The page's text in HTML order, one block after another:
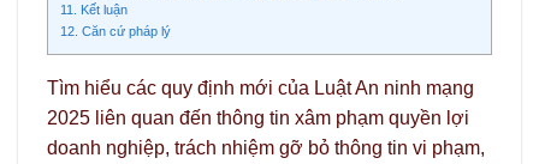
11. Kết luận
12. Căn cứ pháp lý
Tìm hiểu các quy định mới của Luật An ninh mạng
2025 liên quan đến thông tin xâm phạm quyền lợi
doanh nghiệp, trách nhiệm gỡ bỏ thông tin vi phạm,